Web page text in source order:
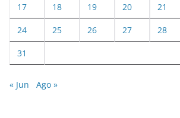
17 18 19 20 21
24 25 26 27 28
31
« Jun Ago »